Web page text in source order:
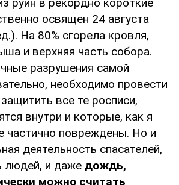
руин в рекордно короткие
освящен 24 августа
На 80% сгорела кровля,
и верхняя часть собора.
разрушения самой
необходимо провести
все те росписи,
внутри и которые, как я
частично повреждены. Но и
деятельность спасателей,
людей, и даже дождь,
можно считать